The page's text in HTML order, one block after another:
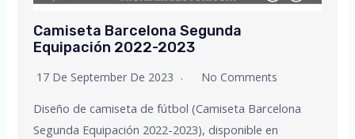
Camiseta Barcelona Segunda
Equipación 2022-2023
17 De September De 2023 No Comments
Diseño de camiseta de fútbol (Camiseta Barcelona
Segunda Equipación 2022-2023), disponible en